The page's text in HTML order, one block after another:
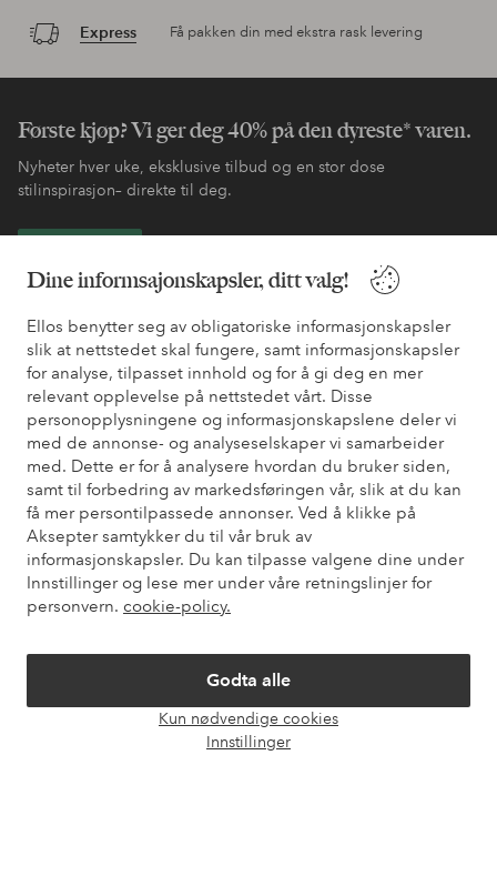
Dine informsajonskapsler, ditt valg!
Ellos benytter seg av obligatoriske informasjonskapsler
slik at nettstedet skal fungere, samt informasjonskapsler
for analyse, tilpasset innhold og for å gi deg en mer
relevant opplevelse på nettstedet vårt. Disse
personopplysningene og informasjonskapslene deler vi
med de annonse- og analyseselskaper vi samarbeider
med. Dette er for å analysere hvordan du bruker siden,
samt til forbedring av markedsføringen vår, slik at du kan
få mer persontilpassede annonser. Ved å klikke på
Aksepter samtykker du til vår bruk av
informasjonskapsler. Du kan tilpasse valgene dine under
Innstillinger og lese mer under våre retningslinjer for
personvern. cookie-policy.
Godta alle
Kun nødvendige cookies
Innstillinger
Express Få pakken din med ekstra rask levering
Første kjøp? Vi ger deg 40% på den dyreste* varen.
Nyheter hver uke, eksklusive tilbud og en stor dose
stilinspirasjon– direkte til deg.
Trenger du hjelp?
Du finner svar på de vanligste spørsmålene i vår FAQ. Du finner
også informasjon om hvordan du kan kontakte oss.
Kundeservice Bestilling Betalingsmåte
Mine sider
Om Ellos